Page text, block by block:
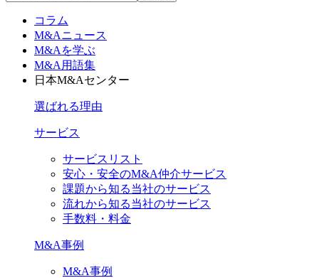
コラム
M&Aニュース
M&Aを学ぶ
M&A用語集
日本M&Aセンター
選ばれる理由
サービス
サービスリスト
安心・安全のM&A仲介サービス
課題から知る当社のサービス
流れから知る当社のサービス
手数料・料金
M&A事例
M&A事例